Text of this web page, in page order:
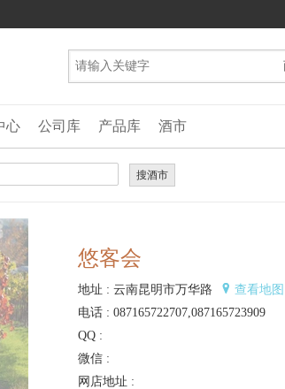
心 公司库 产品库 酒市
搜酒市
悠客会
地址 : 云南昆明市万华路
查看地图
电话 : 087165722707,087165723909
QQ :
微信 :
网店地址 :